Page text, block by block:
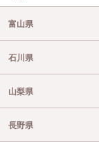
富山県
石川県
山梨県
長野県